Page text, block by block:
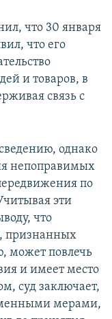
что 30 января
что его
и товаров, в
связь с
однако
непоправимых
по
эти
что
признанных
может повлечь
и имеет место
суд заключает,
мерами,